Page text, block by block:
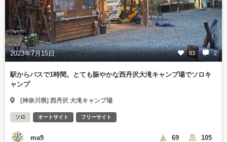
2023年7月15日 83 2
駅からバスで1時間。とても賑やかな西丹沢大滝キャンプ場でソロキ
ャンプ
[神奈川県] 西丹沢 大滝キャンプ場
ソロ オートサイト フリーサイト
ma9 69 105